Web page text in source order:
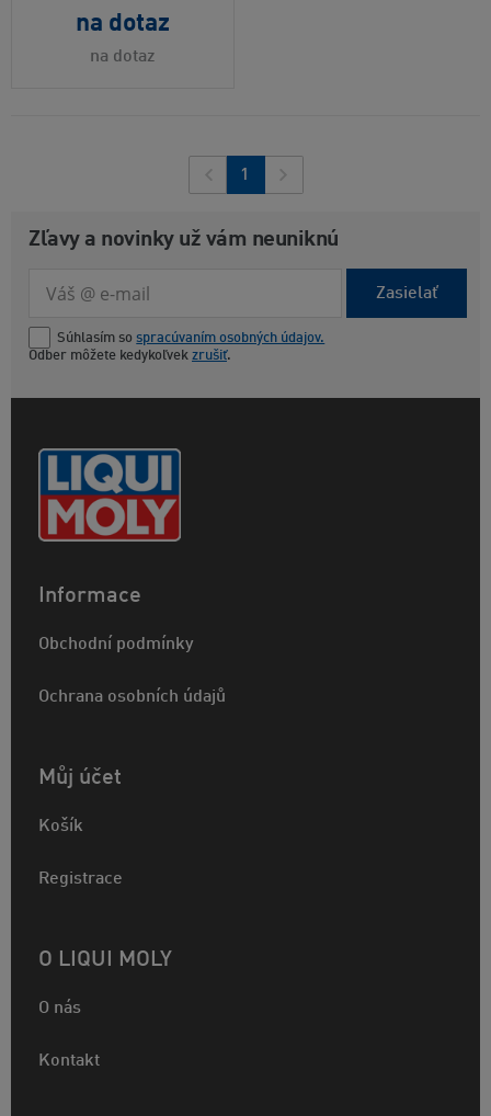
na dotaz
na dotaz
1
Zľavy a novinky už vám neuniknú
Zasielať
Súhlasím so spracúvaním osobných údajov.
Odber môžete kedykoľvek zrušiť.
Informace
Obchodní podmínky
Ochrana osobních údajů
Můj účet
Košík
Registrace
O LIQUI MOLY
O nás
Kontakt